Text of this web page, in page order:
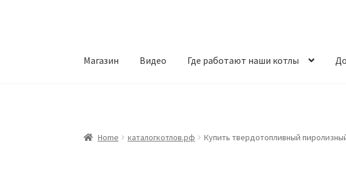
Магазин Видео Где работают наши котлы
Home каталогкотлов.рф Купить твердотопливный